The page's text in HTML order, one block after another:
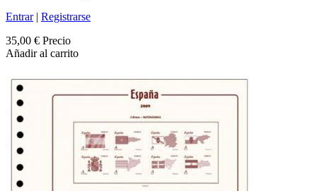
Entrar| Registrarse
35,00 € Precio
Añadir al carrito